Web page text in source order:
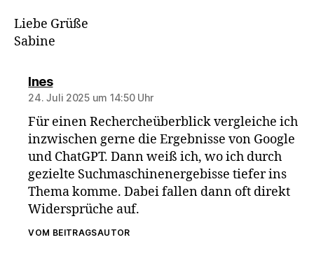
Liebe Grüße
Sabine
Inessagt:
24. Juli 2025 um 14:50 Uhr
Für einen Rechercheüberblick vergleiche ich
inzwischen gerne die Ergebnisse von Google
und ChatGPT. Dann weiß ich, wo ich durch
gezielte Suchmaschinenergebisse tiefer ins
Thema komme. Dabei fallen dann oft direkt
Widersprüche auf.
VOM BEITRAGSAUTOR